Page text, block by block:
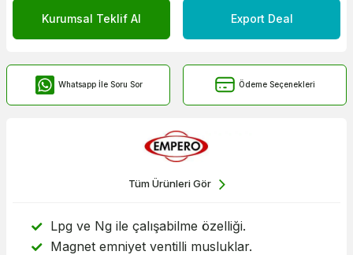
Kurumsal Teklif Al Export Deal
Whatsapp İle Soru Sor Ödeme Seçenekleri
Tüm Ürünleri Gör
Lpg ve Ng ile çalışabilme özelliği.
Magnet emniyet ventilli musluklar.